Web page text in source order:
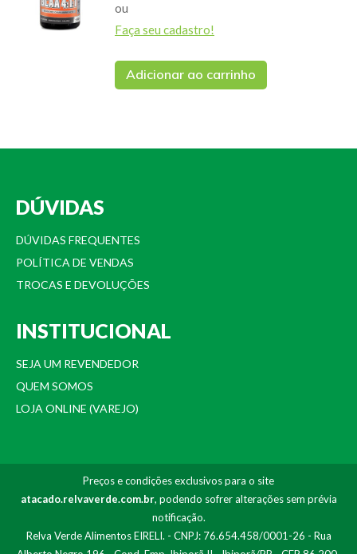
ou
Faça seu cadastro!
Adicionar ao carrinho
DÚVIDAS
DÚVIDAS FREQUENTES
POLÍTICA DE VENDAS
TROCAS E DEVOLUÇÕES
INSTITUCIONAL
SEJA UM REVENDEDOR
QUEM SOMOS
LOJA ONLINE (VAREJO)
Preços e condições exclusivos para o site
atacado.relvaverde.com.br, podendo sofrer alterações sem prévia
notificação.
Relva Verde Alimentos EIRELI. - CNPJ: 76.654.458/0001-26 - Rua